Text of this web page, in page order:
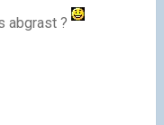
abgrast ?